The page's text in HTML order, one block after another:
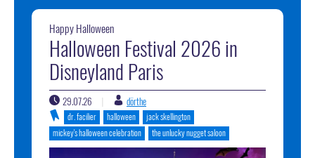
Happy Halloween
Halloween Festival 2026 in
Disneyland Paris
29.07.26 | dörthe
dr. facilier halloween
jack skellington
mickey's halloween celebration
the unlucky nugget saloon